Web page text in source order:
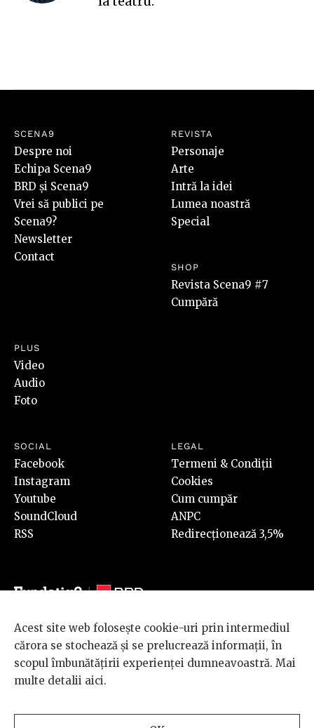
SCENA9
Despre noi
Echipa Scena9
BRD și Scena9
Vrei să publici pe
Scena9?
Newsletter
Contact
REVISTA
Personaje
Arte
Intră la idei
Lumea noastră
Special
SHOP
Revista Scena9 #7
Cumpără
PLUS
Video
Audio
Foto
SOCIAL
Facebook
Instagram
Youtube
SoundCloud
RSS
LEGAL
Termeni & Condiții
Cookies
Cum cumpăr
ANPC
Redirecționează 3,5%
© 2026 BRD Groupe Société Générale, toate drepturile rezervate.
Scena 9 este un proiect sustinut de
BRD GROUPE SOCIÉTÉ
GÉNÉRALE
Acest site web folosește cookie-uri prin intermediul
cărora se stochează și se prelucrează informații, în
scopul îmbunătățirii experienței dumneavoastră. Mai
multe detalii aici.